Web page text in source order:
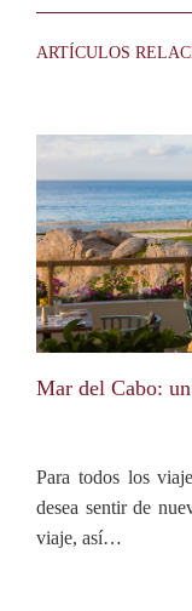
ARTÍCULOS
Mar del Cabo:
Para todos los
desea sentir de
viaje, así…